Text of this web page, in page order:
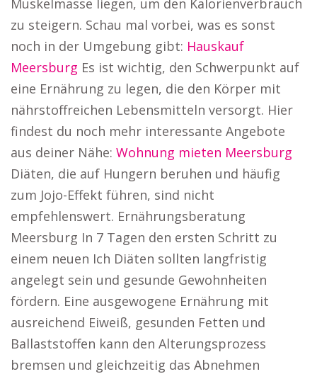
Muskelmasse liegen, um den Kalorienverbrauch
zu steigern. Schau mal vorbei, was es sonst
noch in der Umgebung gibt: Hauskauf
Meersburg Es ist wichtig, den Schwerpunkt auf
eine Ernährung zu legen, die den Körper mit
nährstoffreichen Lebensmitteln versorgt. Hier
findest du noch mehr interessante Angebote
aus deiner Nähe: Wohnung mieten Meersburg
Diäten, die auf Hungern beruhen und häufig
zum Jojo-Effekt führen, sind nicht
empfehlenswert. Ernährungsberatung
Meersburg In 7 Tagen den ersten Schritt zu
einem neuen Ich Diäten sollten langfristig
angelegt sein und gesunde Gewohnheiten
fördern. Eine ausgewogene Ernährung mit
ausreichend Eiweiß, gesunden Fetten und
Ballaststoffen kann den Alterungsprozess
bremsen und gleichzeitig das Abnehmen